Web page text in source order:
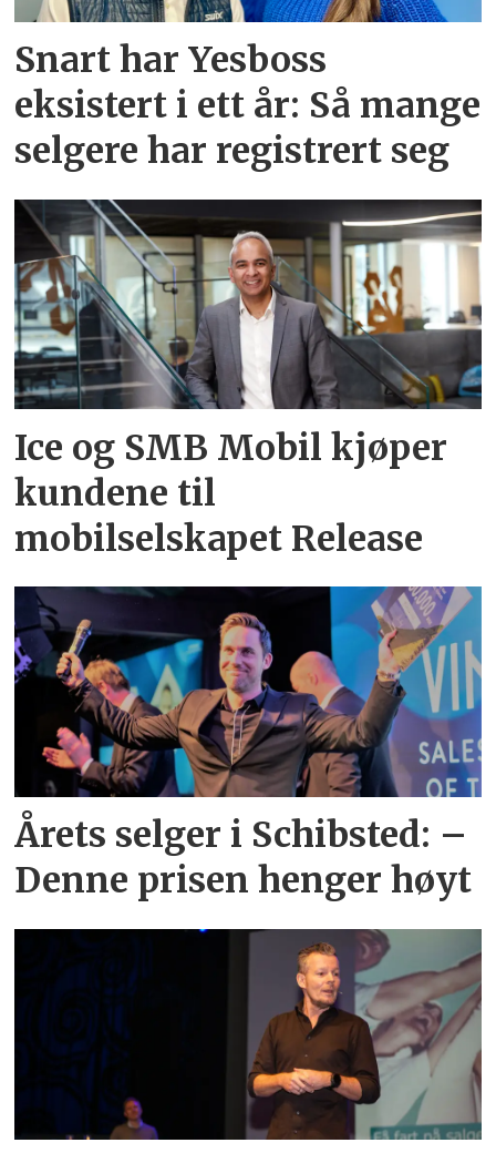
Snart har Yesboss
eksistert i ett år: Så mange
selgere har registrert seg
Ice og SMB Mobil kjøper
kundene til
mobilselskapet Release
Årets selger i Schibsted: –
Denne prisen henger høyt